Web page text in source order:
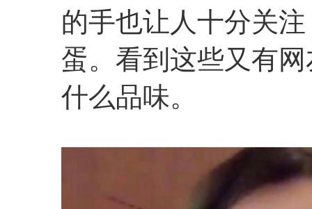
的手也让人十分关
蛋。看到这些又有
什么品味。